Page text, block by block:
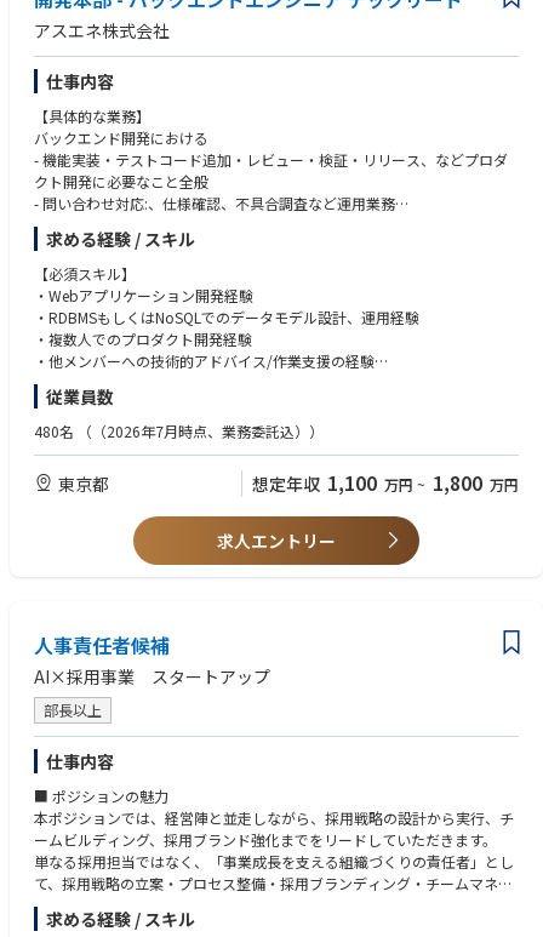
・世界規模でのアバナードイノベーションネットワークに参加し、最先端
の知見を共有できる環境
・クライアントの未来を形づくるソリューション創出に直接関与
・新しいアイデアを試し、プロトタイプから市場投入までをリードできる
・アバナードの成長戦略の中核を担う、ダイナミックで影響力のある役割
アスエネ株式会社
仕事内容
【具体的な業務】
バックエンド開発における
- 機能実装・テストコード追加・レビュー・検証・リリース、などプロダ
クト開発に必要なこと全般
- 問い合わせ対応:、仕様確認、不具合調査など運用業務
- DBのテーブル設計やパフォーマンス改善
- 監視業務含むシステム信頼性向上
- プロダクトマネージャーやデザイナーと協働し仕様検討
- 中長期を見据えた技術戦略の立案や実行
- 他メンバーへの技術的アドバイス/作業支援 など
【開発チームについて】
・アジャイル思想に基づく小規模高頻度リリース
・週次ふりかえり開催
・開発言語: PHP, TypeScript
・インフラプラットフォーム: Amazon Web Services
・データベース: PostgreSQL
・チャット: Slack
・タスク管理：Notion
求める経験 / スキル
【必須スキル】
・Webアプリケーション開発経験
・RDBMSもしくはNoSQLでのデータモデル設計、運用経験
・複数人でのプロダクト開発経験
・他メンバーへの技術的アドバイス/作業支援の経験
・中長期を見据えた技術戦略の立案、実行の経験
・テックリード等の技術に関する意思決定責任者の経験
・Dockerなどのコンテナ技術を利用したシステム開発
・ISUCON等のパフォーマンス・チューニングの経験
・画像認識や推論モデルなど多岐にわたるAIモデル開発
【求める人物像】
に没頭、オーナーシップをもって取り組むことができるエンジニアの方
・AIやブロックチェーン等最新技術を積極的に学習して顧客オリエンテッ
ドなサービス構築に向け社内外のシステムに実装させたい方
・Mission「次世代によりよい世界を」に共感し、主体的かつ自由に企業カ
ルチャーをゼロから一緒に創りあげていきたい方
従業員数
480名 （（2026年7月時点、業務委託込））
東京都 想定年収 1,100 万円 ~ 1,800 万円
求人エントリー
人事責任者候補
AI×採用事業 スタートアップ
部長以上
仕事内容
■ ポジションの魅力
本ポジションでは、経営陣と並走しながら、採用戦略の設計から実行、チ
ームビルディング、採用ブランド強化までをリードしていただきます。
単なる採用担当ではなく、「事業成長を支える組織づくりの責任者」とし
て、採用戦略の立案・プロセス整備・採用ブランディング・チームマネジ
メントを一気通貫で推進していただきます。
求める経験 / スキル